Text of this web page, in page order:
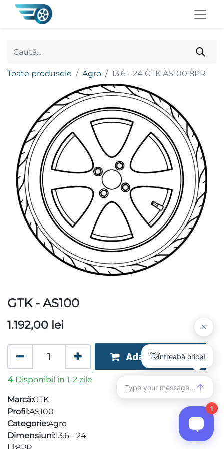
Toate produsele Agro 13.6 - 24 GTK AS100 8PR
GTK - AS100
1.192,00 lei
Adaugă în coș
4 Disponibil în 1-2 zile
Marcă:GTK
Profil:AS100
Categorie:Agro
Dimensiuni:13.6 - 24